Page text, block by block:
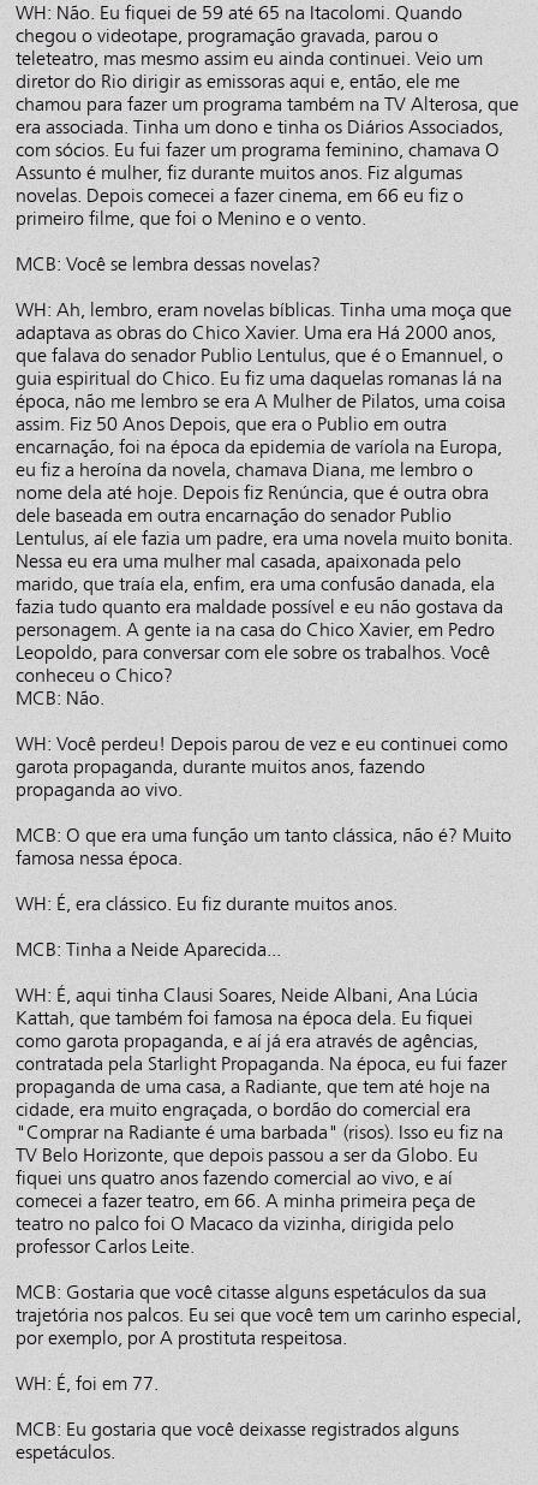
WH: Não. Eu fiquei de 59 até 65 na Itacolomi. Quando
chegou o videotape, programação gravada, parou o
teleteatro, mas mesmo assim eu ainda continuei. Veio um
diretor do Rio dirigir as emissoras aqui e, então, ele me
chamou para fazer um programa também na TV Alterosa, que
era associada. Tinha um dono e tinha os Diários Associados,
com sócios. Eu fui fazer um programa feminino, chamava O
Assunto é mulher, fiz durante muitos anos. Fiz algumas
novelas. Depois comecei a fazer cinema, em 66 eu fiz o
primeiro filme, que foi o Menino e o vento.
MCB: Você se lembra dessas novelas?
WH: Ah, lembro, eram novelas bíblicas. Tinha uma moça que
adaptava as obras do Chico Xavier. Uma era Há 2000 anos,
que falava do senador Publio Lentulus, que é o Emannuel, o
guia espiritual do Chico. Eu fiz uma daquelas romanas lá na
época, não me lembro se era A Mulher de Pilatos, uma coisa
assim. Fiz 50 Anos Depois, que era o Publio em outra
encarnação, foi na época da epidemia de varíola na Europa,
eu fiz a heroína da novela, chamava Diana, me lembro o
nome dela até hoje. Depois fiz Renúncia, que é outra obra
dele baseada em outra encarnação do senador Publio
Lentulus, aí ele fazia um padre, era uma novela muito bonita.
Nessa eu era uma mulher mal casada, apaixonada pelo
marido, que traía ela, enfim, era uma confusão danada, ela
fazia tudo quanto era maldade possível e eu não gostava da
personagem. A gente ia na casa do Chico Xavier, em Pedro
Leopoldo, para conversar com ele sobre os trabalhos. Você
conheceu o Chico?
MCB: Não.
WH: Você perdeu! Depois parou de vez e eu continuei como
garota propaganda, durante muitos anos, fazendo
propaganda ao vivo.
MCB: O que era uma função um tanto clássica, não é? Muito
famosa nessa época.
WH: É, era clássico. Eu fiz durante muitos anos.
MCB: Tinha a Neide Aparecida...
WH: É, aqui tinha Clausi Soares, Neide Albani, Ana Lúcia
Kattah, que também foi famosa na época dela. Eu fiquei
como garota propaganda, e aí já era através de agências,
contratada pela Starlight Propaganda. Na época, eu fui fazer
propaganda de uma casa, a Radiante, que tem até hoje na
cidade, era muito engraçada, o bordão do comercial era
"Comprar na Radiante é uma barbada" (risos). Isso eu fiz na
TV Belo Horizonte, que depois passou a ser da Globo. Eu
fiquei uns quatro anos fazendo comercial ao vivo, e aí
comecei a fazer teatro, em 66. A minha primeira peça de
teatro no palco foi O Macaco da vizinha, dirigida pelo
professor Carlos Leite.
MCB: Gostaria que você citasse alguns espetáculos da sua
trajetória nos palcos. Eu sei que você tem um carinho especial,
por exemplo, por A prostituta respeitosa.
WH: É, foi em 77.
MCB: Eu gostaria que você deixasse registrados alguns
espetáculos.